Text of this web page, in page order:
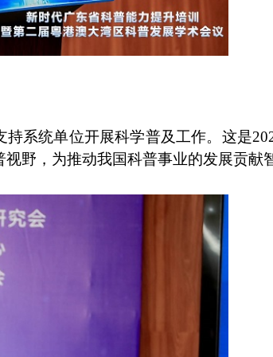
系统单位开展科学普及工作。 这是
野，为推动我国科普事业的发展贡献